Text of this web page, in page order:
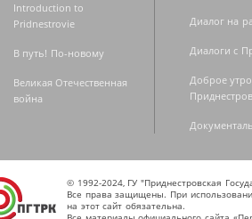
Introduction to
Pridnestrovie
В путь! По-новому
Великая Отечественная
война
Диалог на
Диалоги с
Доброе
© 1992-2024, ГУ "Приднестровская
Все права защищены. При
на этот сайт обязательна.